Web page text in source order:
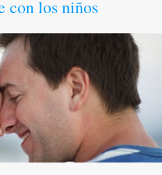
con los niños